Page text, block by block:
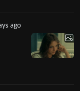
ago